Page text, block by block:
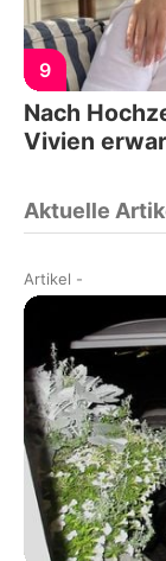
9
Nach
Vivien
Aktuelle
Artikel -